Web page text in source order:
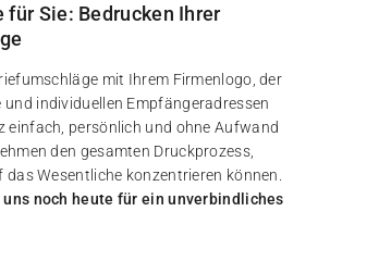
für Sie: Bedrucken Ihrer
mit Ihrem Firmenlogo, der
und individuellen Empfängeradressen
einfach, persönlich und ohne Aufwand
den gesamten Druckprozess,
das Wesentliche konzentrieren können.
noch heute für ein unverbindliches